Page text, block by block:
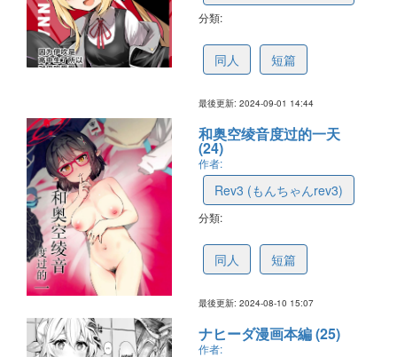
分類:
同人 短篇
最後更新: 2024-09-01 14:44
和奥空绫音度过的一天
(24)
作者:
Rev3 (もんちゃんrev3)
分類:
同人 短篇
最後更新: 2024-08-10 15:07
ナヒーダ漫画本編 (25)
作者: